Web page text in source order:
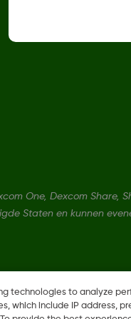
One, Dexcom Share,
Staten en kunnen
technologies to analyze
which include IP address,